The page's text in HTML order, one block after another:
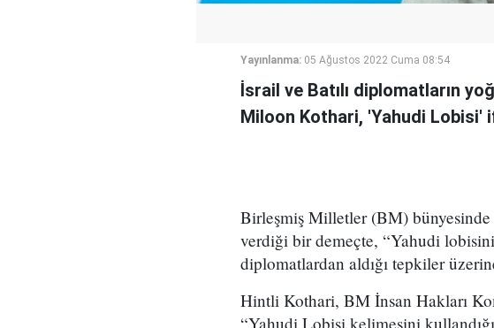
Yayınlanma: 05 Ağustos 2022 Cuma 08:54
İsrail ve Batılı diplomatların
Miloon Kothari, 'Yahudi
Birleşmiş Milletler (BM)
verdiği bir demeçte, “Yahudi
diplomatlardan aldığı tepkiler
Hintli Kothari, BM İnsan Hakları
“Yahudi Lobisi kelimesini